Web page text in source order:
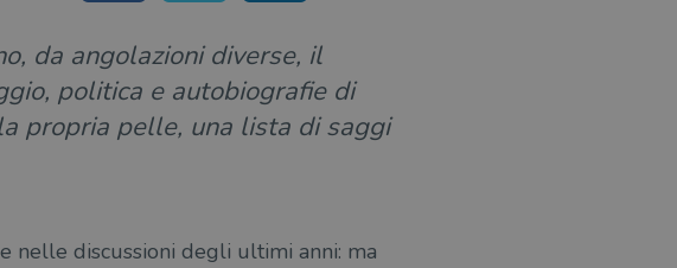
da angolazioni diverse, il
politica e autobiografie di
propria pelle, una lista di saggi
nelle discussioni degli ultimi anni: ma